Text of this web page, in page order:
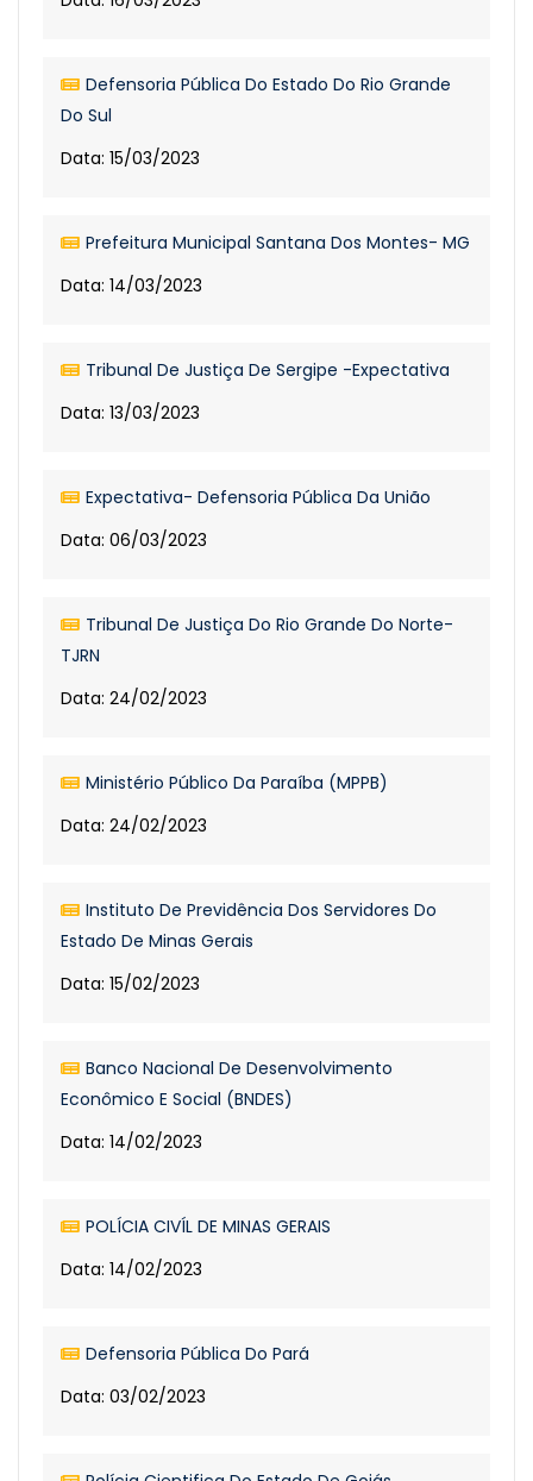
Defensoria Pública Do Estado Do Rio Grande
Do Sul
Data: 15/03/2023
Prefeitura Municipal Santana Dos Montes- MG
Data: 14/03/2023
Tribunal De Justiça De Sergipe -Expectativa
Data: 13/03/2023
Expectativa- Defensoria Pública Da União
Data: 06/03/2023
Tribunal De Justiça Do Rio Grande Do Norte-
TJRN
Data: 24/02/2023
Ministério Público Da Paraíba (MPPB)
Data: 24/02/2023
Instituto De Previdência Dos Servidores Do
Estado De Minas Gerais
Data: 15/02/2023
Banco Nacional De Desenvolvimento
Econômico E Social (BNDES)
Data: 14/02/2023
POLÍCIA CIVÍL DE MINAS GERAIS
Data: 14/02/2023
Defensoria Pública Do Pará
Data: 03/02/2023